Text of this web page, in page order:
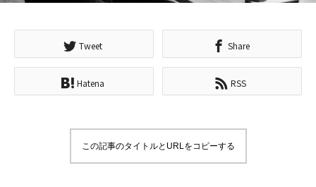
Tweet Share
Hatena RSS
この記事のタイトルとURLをコピーする